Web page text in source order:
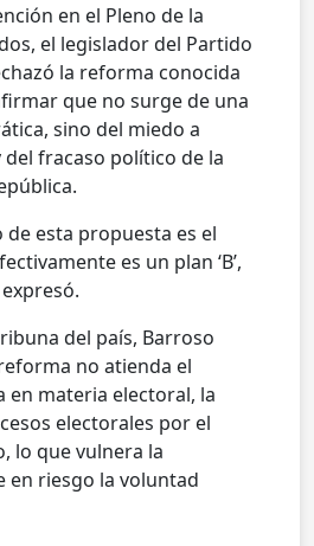
en el Pleno de la
el legislador del Partido
la reforma conocida
que no surge de una
sino del miedo a
fracaso político de la
de esta propuesta es el
es un plan ‘B’,
expresó.
del país, Barroso
no atienda el
en materia electoral, la
electorales por el
lo que vulnera la
en riesgo la voluntad